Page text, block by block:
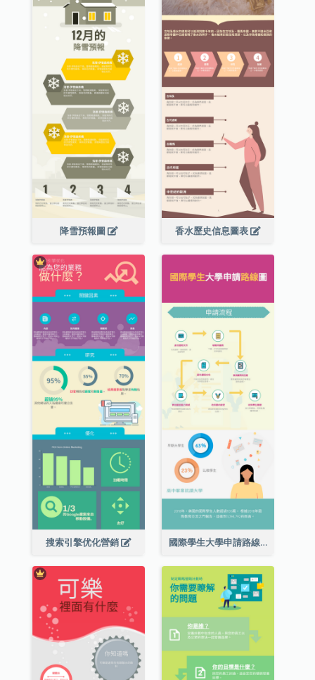
降雪預報圖 香水歷史信息圖表
搜索引擎优化營銷 國際學生大學申請路線圖